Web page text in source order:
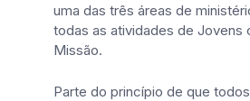
uma das três áreas de
todas as atividades de Jovens
Missão.
Parte do princípio de que